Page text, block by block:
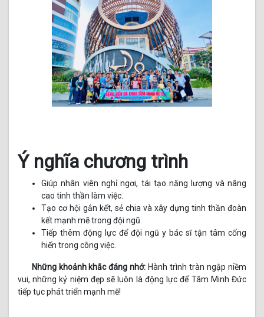
Ý nghĩa chương trình
Giúp nhân viên nghỉ ngơi, tái tạo năng lượng và nâng
cao tinh thần làm việc.
Tạo cơ hội gắn kết, sẻ chia và xây dựng tinh thần đoàn
kết mạnh mẽ trong đội ngũ.
Tiếp thêm động lực để đội ngũ y bác sĩ tận tâm cống
hiến trong công việc.
Những khoảnh khắc đáng nhớ: Hành trình tràn ngập niềm
vui, những kỷ niệm đẹp sẽ luôn là động lực để Tâm Minh Đức
tiếp tục phát triển mạnh mẽ!